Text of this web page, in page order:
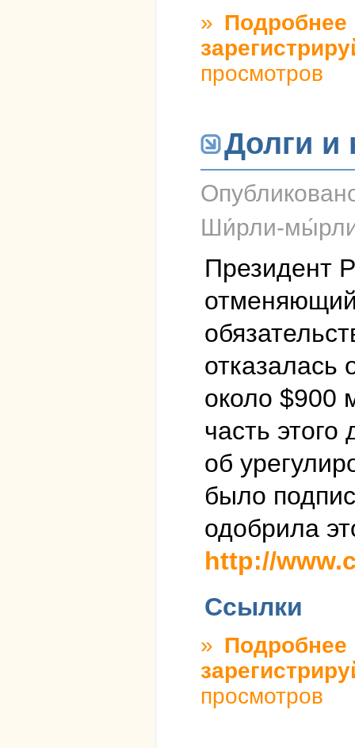
» Подробнее
просмотров
Долги и
Ши́рли-
Президент
отказалась
около $900
часть
об
было
одобрила
http://
Ссылки
» Подробнее
просмотров